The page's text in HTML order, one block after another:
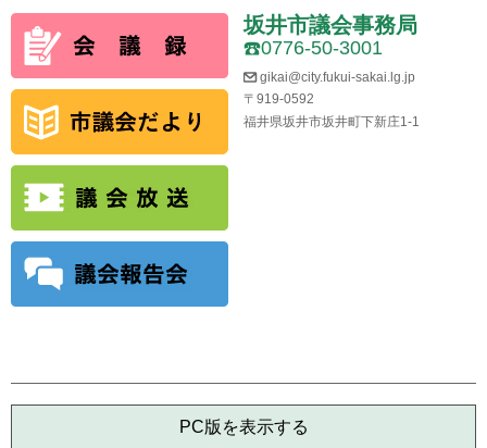
坂井市議会事務局
0776-50-3001
gikai@city.fukui-sakai.lg.jp
〒919-0592
福井県坂井市坂井町下新庄1-1
PC版を表示する